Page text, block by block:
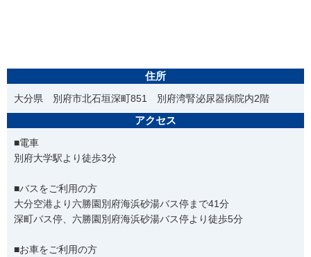
住所
大分県 別府市北石垣深町851 別府湾腎泌尿器病院内2階
アクセス
■電車
別府大学駅より徒歩3分
■バスをご利用の方
大分空港より六勝園別府海浜砂湯バス停まで41分
深町バス停、六勝園別府海浜砂湯バス停より徒歩5分
■お車をご利用の方